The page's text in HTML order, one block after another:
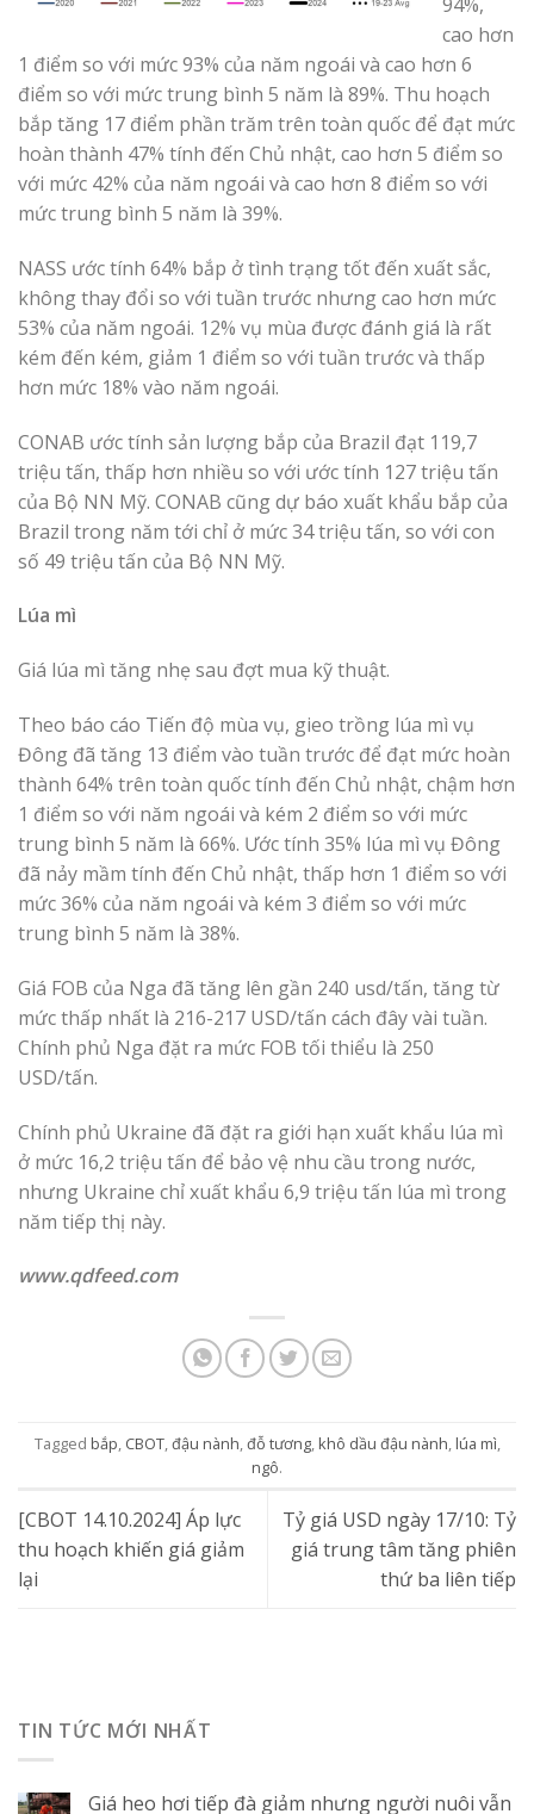
cao hơn
1 điểm so với mức 93% của năm ngoái và cao hơn 6
điểm so với mức trung bình 5 năm là 89%. Thu hoạch
bắp tăng 17 điểm phần trăm trên toàn quốc để đạt mức
hoàn thành 47% tính đến Chủ nhật, cao hơn 5 điểm so
với mức 42% của năm ngoái và cao hơn 8 điểm so với
mức trung bình 5 năm là 39%.
NASS ước tính 64% bắp ở tình trạng tốt đến xuất sắc,
không thay đổi so với tuần trước nhưng cao hơn mức
53% của năm ngoái. 12% vụ mùa được đánh giá là rất
kém đến kém, giảm 1 điểm so với tuần trước và thấp
hơn mức 18% vào năm ngoái.
CONAB ước tính sản lượng bắp của Brazil đạt 119,7
triệu tấn, thấp hơn nhiều so với ước tính 127 triệu tấn
của Bộ NN Mỹ. CONAB cũng dự báo xuất khẩu bắp của
Brazil trong năm tới chỉ ở mức 34 triệu tấn, so với con
số 49 triệu tấn của Bộ NN Mỹ.
Lúa mì
Giá lúa mì tăng nhẹ sau đợt mua kỹ thuật.
Theo báo cáo Tiến độ mùa vụ, gieo trồng lúa mì vụ
Đông đã tăng 13 điểm vào tuần trước để đạt mức hoàn
thành 64% trên toàn quốc tính đến Chủ nhật, chậm hơn
1 điểm so với năm ngoái và kém 2 điểm so với mức
trung bình 5 năm là 66%. Ước tính 35% lúa mì vụ Đông
đã nảy mầm tính đến Chủ nhật, thấp hơn 1 điểm so với
mức 36% của năm ngoái và kém 3 điểm so với mức
trung bình 5 năm là 38%.
Giá FOB của Nga đã tăng lên gần 240 usd/tấn, tăng từ
mức thấp nhất là 216-217 USD/tấn cách đây vài tuần.
Chính phủ Nga đặt ra mức FOB tối thiểu là 250
USD/tấn.
Chính phủ Ukraine đã đặt ra giới hạn xuất khẩu lúa mì
ở mức 16,2 triệu tấn để bảo vệ nhu cầu trong nước,
nhưng Ukraine chỉ xuất khẩu 6,9 triệu tấn lúa mì trong
năm tiếp thị này.
www.qdfeed.com
Tagged bắp, CBOT,đậu nành,đỗ tương, khô dầu đậu nành, lúa mì,
ngô.
[CBOT 14.10.2024] Áp lực
thu hoạch khiến giá giảm
lại
Tỷ giá USD ngày 17/10: Tỷ
giá trung tâm tăng phiên
thứ ba liên tiếp
TIN TỨC MỚI NHẤT
Giá heo hơi tiếp đà giảm nhưng người nuôi vẫn